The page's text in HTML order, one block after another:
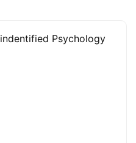
Psychology